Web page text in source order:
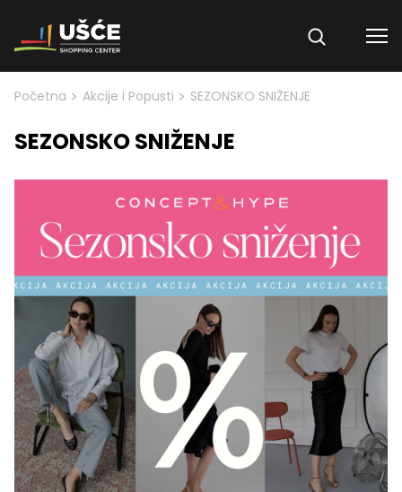
Skip to content
Početna > Akcije i Popusti > SEZONSKO SNIŽENJE
SEZONSKO SNIŽENJE